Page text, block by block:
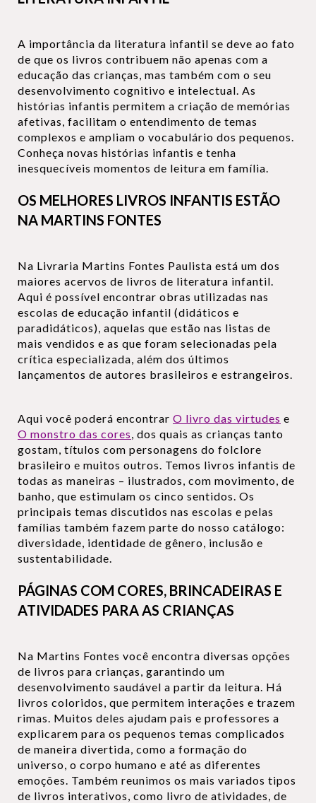
A importância da literatura infantil se deve ao fato
de que os livros contribuem não apenas com a
educação das crianças, mas também com o seu
desenvolvimento cognitivo e intelectual. As
histórias infantis permitem a criação de memórias
afetivas, facilitam o entendimento de temas
complexos e ampliam o vocabulário dos pequenos.
Conheça novas histórias infantis e tenha
inesquecíveis momentos de leitura em família.
OS MELHORES LIVROS INFANTIS ESTÃO
NA MARTINS FONTES
Na Livraria Martins Fontes Paulista está um dos
maiores acervos de livros de literatura infantil.
Aqui é possível encontrar obras utilizadas nas
escolas de educação infantil (didáticos e
paradidáticos), aquelas que estão nas listas de
mais vendidos e as que foram selecionadas pela
crítica especializada, além dos últimos
lançamentos de autores brasileiros e estrangeiros.
Aqui você poderá encontrar O livro das virtudes e
O monstro das cores, dos quais as crianças tanto
gostam, títulos com personagens do folclore
brasileiro e muitos outros. Temos livros infantis de
todas as maneiras – ilustrados, com movimento, de
banho, que estimulam os cinco sentidos. Os
principais temas discutidos nas escolas e pelas
famílias também fazem parte do nosso catálogo:
diversidade, identidade de gênero, inclusão e
sustentabilidade.
PÁGINAS COM CORES, BRINCADEIRAS E
ATIVIDADES PARA AS CRIANÇAS
Na Martins Fontes você encontra diversas opções
de livros para crianças, garantindo um
desenvolvimento saudável a partir da leitura. Há
livros coloridos, que permitem interações e trazem
rimas. Muitos deles ajudam pais e professores a
explicarem para os pequenos temas complicados
de maneira divertida, como a formação do
universo, o corpo humano e até as diferentes
emoções. Também reunimos os mais variados tipos
de livros interativos, como livro de atividades, de